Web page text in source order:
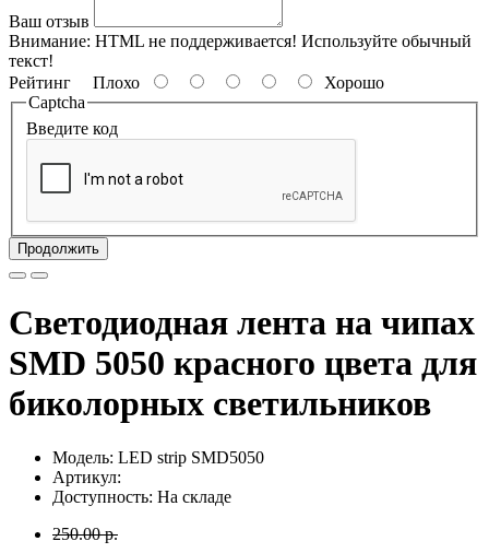
Ваш отзыв
Внимание: HTML не поддерживается! Используйте обычный
текст!
Рейтинг Плохо
Хорошо
Captcha
Введите код
Продолжить
Светодиодная лента на чипах
SMD 5050 красного цвета для
биколорных светильников
Модель: LED strip SMD5050
Артикул:
Доступность: На складе
250.00 р.